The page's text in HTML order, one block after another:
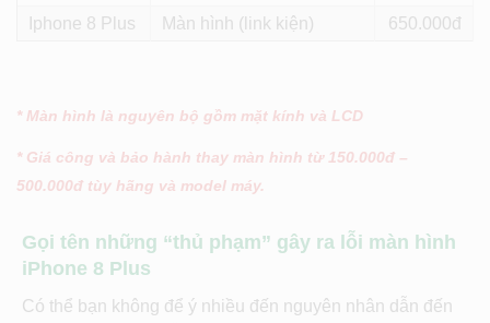
Iphone 8 Plus
Màn hình (link kiện) 650
* Màn hình là nguyên bộ gồm mặt kính và LCD
* Giá công và bảo hành thay màn hình từ 150.000đ –
500.000đ tùy hãng và model máy.
Gọi tên những “thủ phạm” gây ra lỗi màn hình
iPhone 8 Plus
Có thể bạn không để ý nhiều đến nguyên nhân dẫn đến